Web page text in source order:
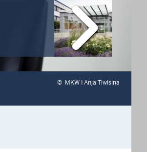
© MKW I Anja Tiwisina